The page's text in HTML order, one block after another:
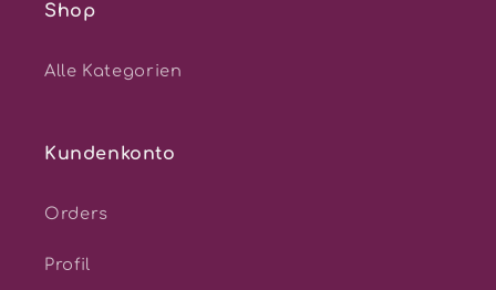
Shop
Alle Kategorien
Kundenkonto
Orders
Profil